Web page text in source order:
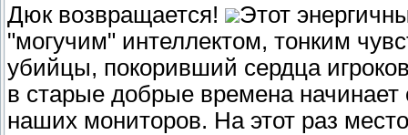
Дюк возвращается!
Этот
"могучим" интеллектом, тонким
убийцы, покоривший сердца
в старые добрые времена
наших мониторов. На этот раз